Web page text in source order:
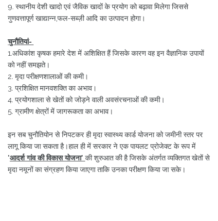
9. स्थानीय देशी खादो एवं जैविक खादों के प्रयोग को बढ़ावा मिलेगा जिससे
गुणवत्तापूर्ण खाद्यान्न,फल-सब्ज़ी आदि का उत्पादन होगा।
चुनौतियां-
1.अधिकांश कृषक हमारे देश में अशिक्षित हैं जिसके कारण वह इन वैज्ञानिक उपायों
को नहीं समझते।
2. मृदा परीक्षणशालाओं की कमी।
3. प्रशिक्षित मानवशक्ति का अभाव।
4. प्रयोगशाला से खेतों को जोड़ने वाली अवसंरचनाओं की कमी।
5. ग्रामीण क्षेत्रों में जागरूकता का अभाव।
इन सब चुनौतियोन से निपटकर ही मृदा स्वास्थ्य कार्ड योजना को जमीनी स्तर पर
लागू किया जा सकता है।हाल ही में सरकार ने एक पायलट प्रोजेक्ट के रूप में
'आदर्श गांव की विकास योजना'की शुरुआत की है जिसके अंतर्गत व्यक्तिगत खेतों से
मृदा नमूनों का संग्रहण किया जाएगा ताकि उनका परीक्षण किया जा सके।